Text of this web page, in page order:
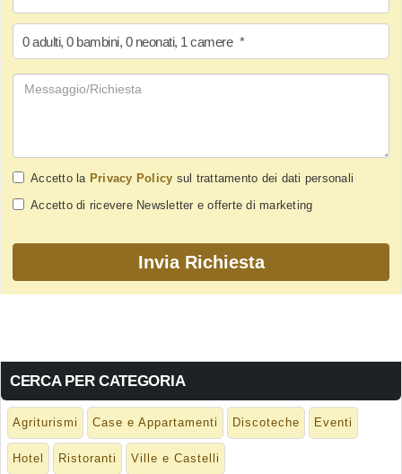
0 adulti, 0 bambini, 0 neonati, 1 camere *
Accetto la Privacy Policy sul trattamento dei dati personali
Accetto di ricevere Newsletter e offerte di marketing
CERCA PER CATEGORIA
Agriturismi Case e Appartamenti Discoteche Eventi
Hotel Ristoranti Ville e Castelli